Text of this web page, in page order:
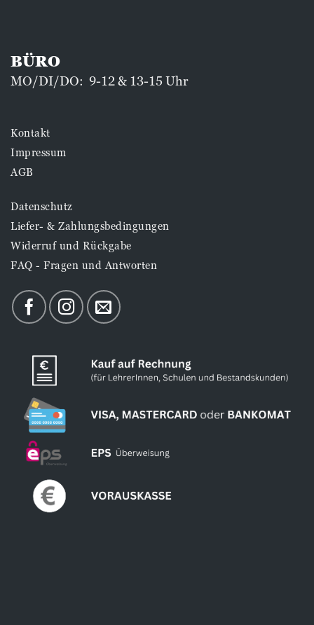
BÜRO
MO/DI/DO: 9-12 & 13-15 Uhr
Kontakt
Impressum
AGB
Datenschutz
Liefer- & Zahlungsbedingungen
Widerruf und Rückgabe
FAQ - Fragen und Antworten